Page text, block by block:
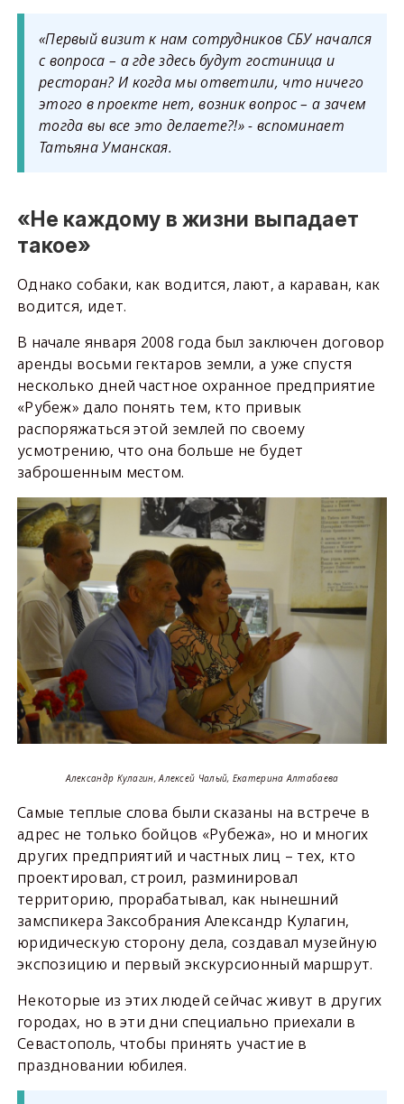
«Первый визит к нам сотрудников СБУ начался
с вопроса – а где здесь будут гостиница и
ресторан? И когда мы ответили, что ничего
этого в проекте нет, возник вопрос – а зачем
тогда вы все это делаете?!» - вспоминает
Татьяна Уманская.
«Не каждому в жизни выпадает
такое»
Однако собаки, как водится, лают, а караван, как
водится, идет.
В начале января 2008 года был заключен договор
аренды восьми гектаров земли, а уже спустя
несколько дней частное охранное предприятие
«Рубеж» дало понять тем, кто привык
распоряжаться этой землей по своему
усмотрению, что она больше не будет
заброшенным местом.
Александр Кулагин, Алексей Чалый, Екатерина Алтабаева
Самые теплые слова были сказаны на встрече в
адрес не только бойцов «Рубежа», но и многих
других предприятий и частных лиц – тех, кто
проектировал, строил, разминировал
территорию, прорабатывал, как нынешний
замспикера Заксобрания Александр Кулагин,
юридическую сторону дела, создавал музейную
экспозицию и первый экскурсионный маршрут.
Некоторые из этих людей сейчас живут в других
городах, но в эти дни специально приехали в
Севастополь, чтобы принять участие в
праздновании юбилея.